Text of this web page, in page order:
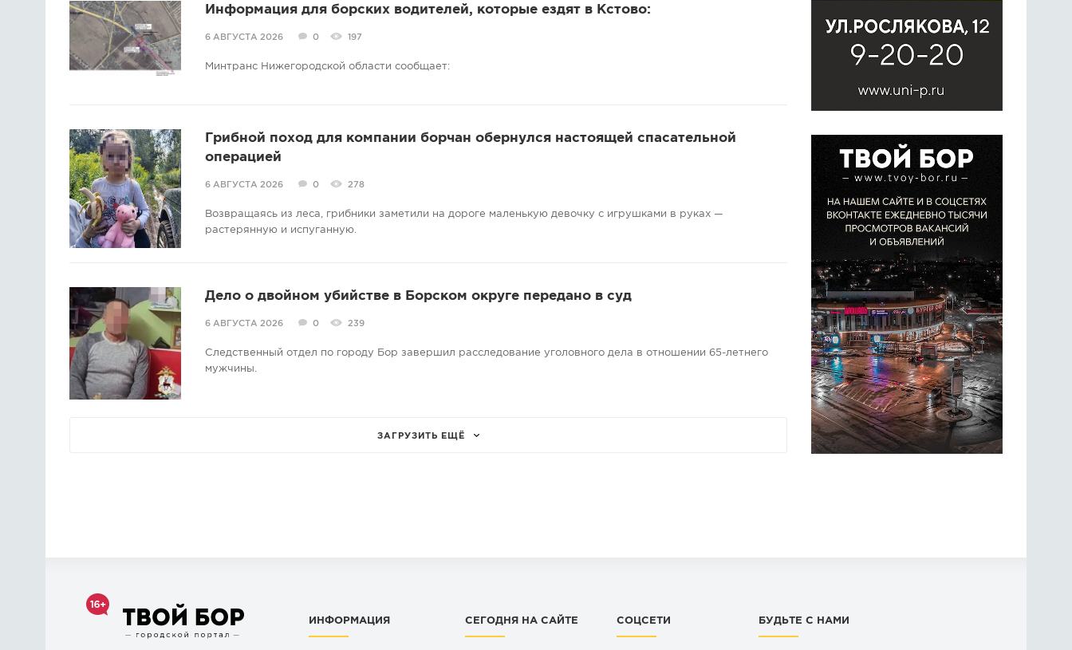
Информация для борских водителей, которые ездят в Кстово:
6 АВГУСТА 2026 0 197
Минтранс Нижегородской области сообщает:
Грибной поход для компании борчан обернулся настоящей спасательной
операцией
6 АВГУСТА 2026 0 278
Возвращаясь из леса, грибники заметили на дороге маленькую девочку с игрушками в руках —
растерянную и испуганную.
Дело о двойном убийстве в Борском округе передано в суд
6 АВГУСТА 2026 0 239
Следственный отдел по городу Бор завершил расследование уголовного дела в отношении 65-летнего
мужчины.
ЗАГРУЗИТЬ ЕЩЁ
ИНФОРМАЦИЯ СЕГОДНЯ НА САЙТЕ СОЦСЕТИ БУДЬТЕ С НАМИ